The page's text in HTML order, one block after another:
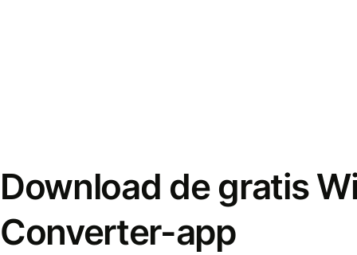
Download de gratis
Converter-app